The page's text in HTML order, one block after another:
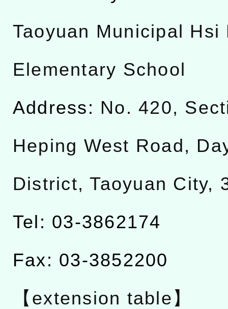
Taoyuan Municipal Hsi
Elementary School
Address: No. 420,
Heping West Road,
District, Taoyuan City,
Tel: 03-3862174
Fax: 03-3852200
【extension table】